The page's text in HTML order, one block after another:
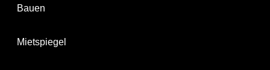
Bauen
Mietspiegel